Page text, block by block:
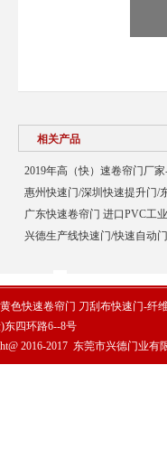
相关产品
2019年高（快）速卷帘门厂
惠州快速门/深圳快速提升门/
广东快速卷帘门 进口PVC工
兴德生产线快速门/快速自动
色快速卷帘门 刀刮布快速门-纤
东四环路6--8号
2016-2017 东莞市兴德门业有